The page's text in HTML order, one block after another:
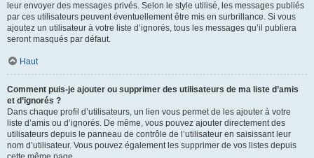
leur envoyer des messages privés. Selon le style utilisé, les messages publiés
par ces utilisateurs peuvent éventuellement être mis en surbrillance. Si vous
ajoutez un utilisateur à votre liste d’ignorés, tous les messages qu’il publiera
seront masqués par défaut.
Haut
Comment puis-je ajouter ou supprimer des utilisateurs de ma liste d’amis
et d’ignorés ?
Dans chaque profil d’utilisateurs, un lien vous permet de les ajouter à votre
liste d’amis ou d’ignorés. De même, vous pouvez ajouter directement des
utilisateurs depuis le panneau de contrôle de l’utilisateur en saisissant leur
nom d’utilisateur. Vous pouvez également les supprimer de vos listes depuis